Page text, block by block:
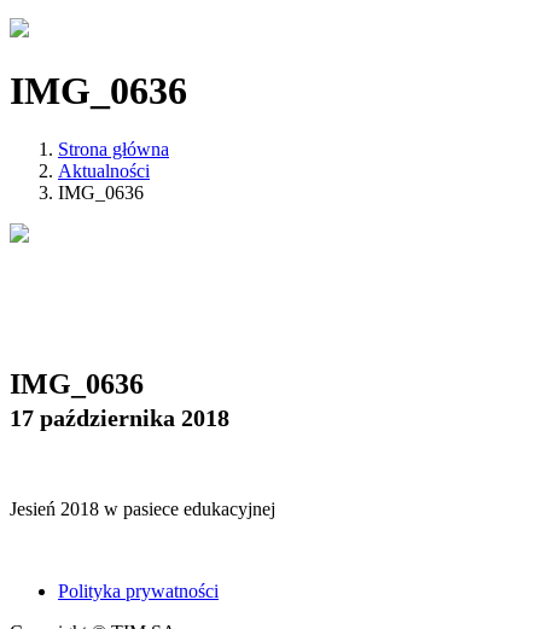
IMG_0636
Strona główna
Aktualności
IMG_0636
IMG_0636
17 października 2018
Jesień 2018 w pasiece edukacyjnej
Polityka prywatności